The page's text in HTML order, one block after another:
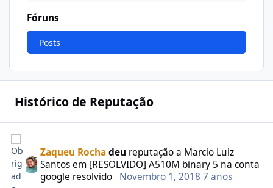
Fóruns
Posts
Histórico de Reputação
Zaqueu Rochadeu reputação a Marcio Luiz
Santosem [RESOLVIDO] A510M binary 5 na conta
google resolvido
Novembro 1, 20187 anos